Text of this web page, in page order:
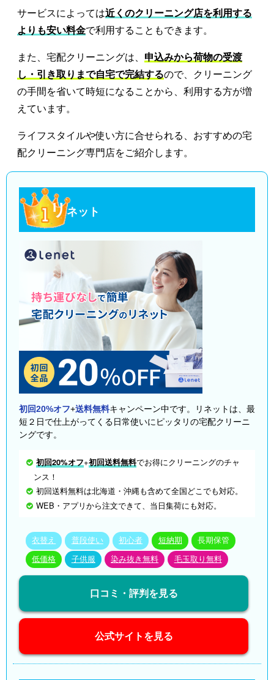
サービスによっては近くのクリーニング店を利用する
よりも安い料金で利用することもできます。
また、宅配クリーニングは、 申込みから荷物の受渡
し・引き取りまで自宅で完結するので、クリーニング
の手間を省いて時短になることから、利用する方が増
えています。
ライフスタイルや使い方に合せられる、おすすめの宅
配クリーニング専門店をご紹介します。
リネット
初回20%オフ+送料無料キャンペーン中です。リネットは、最
短２日で仕上がってくる日常使いにピッタリの宅配クリーニ
ングです。
初回20%オフ+初回送料無料でお得にクリーニングのチャ
ンス！
初回送料無料は北海道・沖縄も含めて全国どこでも対応。
WEB・アプリから注文できて、当日集荷にも対応。
衣替え 普段使い 初心者 短納期 長期保管
低価格 子供服 染み抜き無料 毛玉取り無料
口コミ・評判を見る
公式サイトを見る